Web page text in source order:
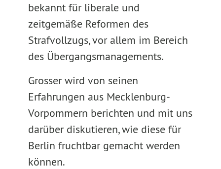
bekannt für liberale und
zeitgemäße Reformen des
Strafvollzugs, vor allem im Bereich
des Übergangsmanagements.
Grosser wird von seinen
Erfahrungen aus Mecklenburg-
Vorpommern berichten und mit uns
darüber diskutieren, wie diese für
Berlin fruchtbar gemacht werden
können.